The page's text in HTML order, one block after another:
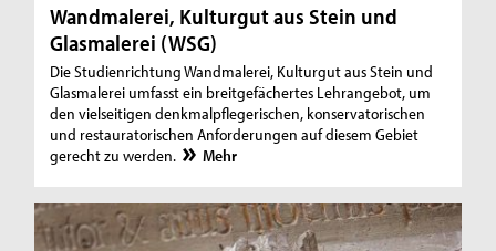
Wandmalerei, Kulturgut aus Stein und
Glasmalerei (WSG)
Die Studienrichtung Wandmalerei, Kulturgut aus Stein und
Glasmalerei umfasst ein breitgefächertes Lehrangebot, um
den vielseitigen denkmalpflegerischen, konservatorischen
und restauratorischen Anforderungen auf diesem Gebiet
gerecht zu werden.
Mehr